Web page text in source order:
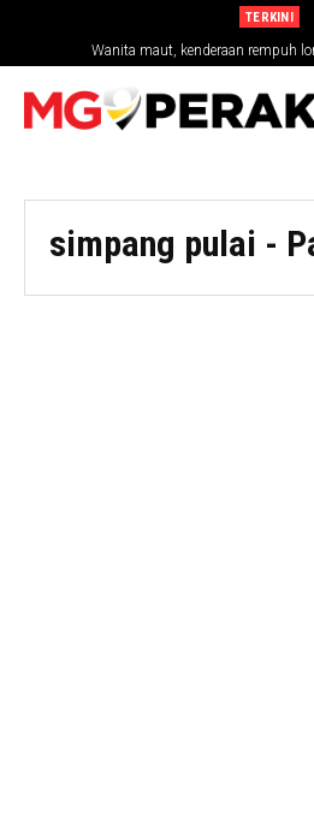
TERKINI
Wanita maut, kenderaan rempuh
simpang pulai -